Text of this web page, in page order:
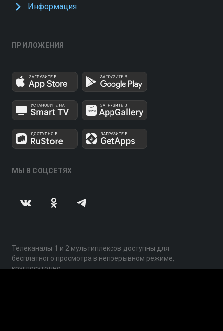
Информация
ПРИЛОЖЕНИЯ
МЫ В СОЦСЕТЯХ
Телеканалы 1 и 2 мультиплексов доступны для
бесплатного просмотра в непрерывном режиме,
круглосуточно.